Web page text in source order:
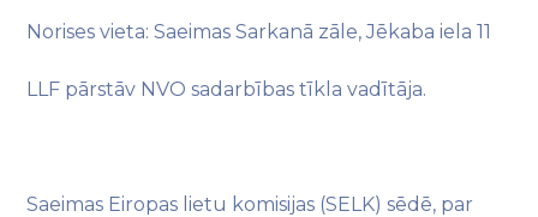
Norises vieta: Saeimas Sarkanā zāle, Jēkaba iela 11
LLF pārstāv NVO sadarbības tīkla vadītāja.
Saeimas Eiropas lietu komisijas (SELK) sēdē, par